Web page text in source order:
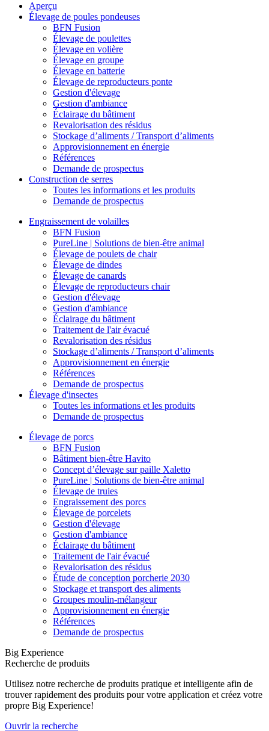
Aperçu
Élevage de poules pondeuses
BFN Fusion
Élevage de poulettes
Élevage en volière
Élevage en groupe
Élevage en batterie
Élevage de reproducteurs ponte
Gestion d'élevage
Gestion d'ambiance
Éclairage du bâtiment
Revalorisation des résidus
Stockage d’aliments / Transport d’aliments
Approvisionnement en énergie
Références
Demande de prospectus
Construction de serres
Toutes les informations et les produits
Demande de prospectus
Engraissement de volailles
BFN Fusion
PureLine | Solutions de bien-être animal
Élevage de poulets de chair
Élevage de dindes
Élevage de canards
Élevage de reproducteurs chair
Gestion d'élevage
Gestion d'ambiance
Éclairage du bâtiment
Traitement de l'air évacué
Revalorisation des résidus
Stockage d’aliments / Transport d’aliments
Approvisionnement en énergie
Références
Demande de prospectus
Élevage d'insectes
Toutes les informations et les produits
Demande de prospectus
Élevage de porcs
BFN Fusion
Bâtiment bien-être Havito
Concept d’élevage sur paille Xaletto
PureLine | Solutions de bien-être animal
Élevage de truies
Engraissement des porcs
Élevage de porcelets
Gestion d'élevage
Gestion d'ambiance
Éclairage du bâtiment
Traitement de l'air évacué
Revalorisation des résidus
Étude de conception porcherie 2030
Stockage et transport des aliments
Groupes moulin-mélangeur
Approvisionnement en énergie
Références
Demande de prospectus
Big Experience
Recherche de produits
Utilisez notre recherche de produits pratique et intelligente afin de
trouver rapidement des produits pour votre application et créez votre
propre Big Experience!
Ouvrir la recherche